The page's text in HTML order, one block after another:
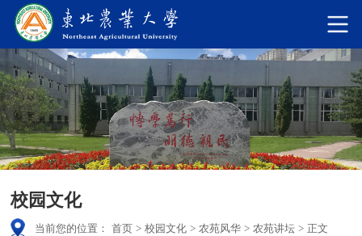
校园文化
当前您的位置： 首页 > 校园文化 > 农苑风华 > 农苑讲坛 > 正文